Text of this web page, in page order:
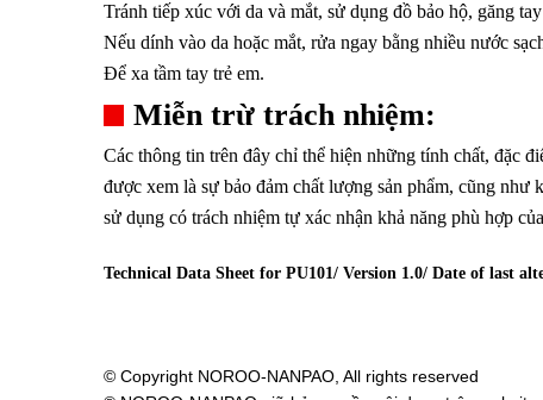
Tránh tiếp xúc với da và mắt, sử dụng đồ bảo hộ, găng
Nếu dính vào da hoặc mắt, rửa ngay bằng nhiều nước
Để xa tầm tay trẻ em.
Miễn trừ trách nhiệm:
Các thông tin trên đây chỉ thể hiện những tính chất, đặc
được xem là sự bảo đảm chất lượng sản phẩm, cũng
sử dụng có trách nhiệm tự xác nhận khả năng phù hợp
Technical Data Sheet for PU101/ Version 1.0/ Date of last
© Copyright NOROO-NANPAO, All rights reserved